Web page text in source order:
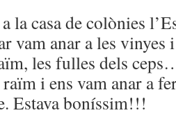
la casa de colònies
vam anar a les vinyes
les fulles dels
i ens vam anar a
Estava boníssim!!!